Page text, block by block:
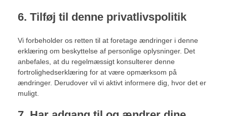
6. Tilføj til denne privatlivspolitik
Vi forbeholder os retten til at foretage ændringer i denne
erklæring om beskyttelse af personlige oplysninger. Det
anbefales, at du regelmæssigt konsulterer denne
fortrolighedserklæring for at være opmærksom på
ændringer. Derudover vil vi aktivt informere dig, hvor det er
muligt.